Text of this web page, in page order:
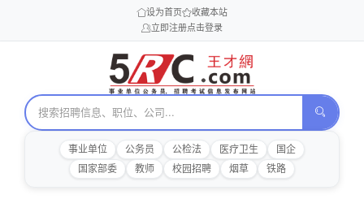
设为首页
收藏本站
立即注册点击登录
事业单位 公务员 公检法 医疗卫生
国企
国家部委
教师 校园招聘 烟草 铁路